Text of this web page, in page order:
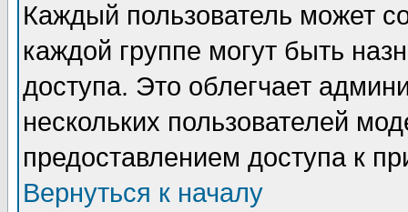
Каждый пользователь может
каждой группе могут быть
доступа. Это облегчает
нескольких пользователей
предоставлением доступа к
Вернуться к началу